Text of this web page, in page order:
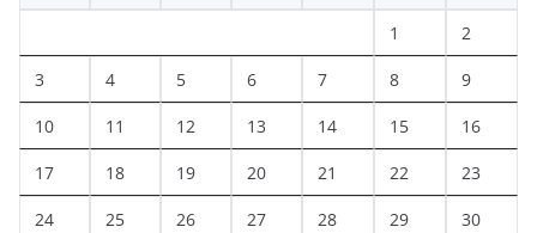
1 2
3 4 5 6 7 8 9
10 11 12 13 14 15 16
17 18 19 20 21 22 23
24 25 26 27 28 29 30